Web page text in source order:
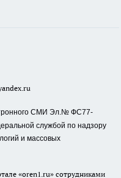
СМИ Эл.№ ФС77-
службой по надзору
и массовых
«oren1.ru» сотрудниками